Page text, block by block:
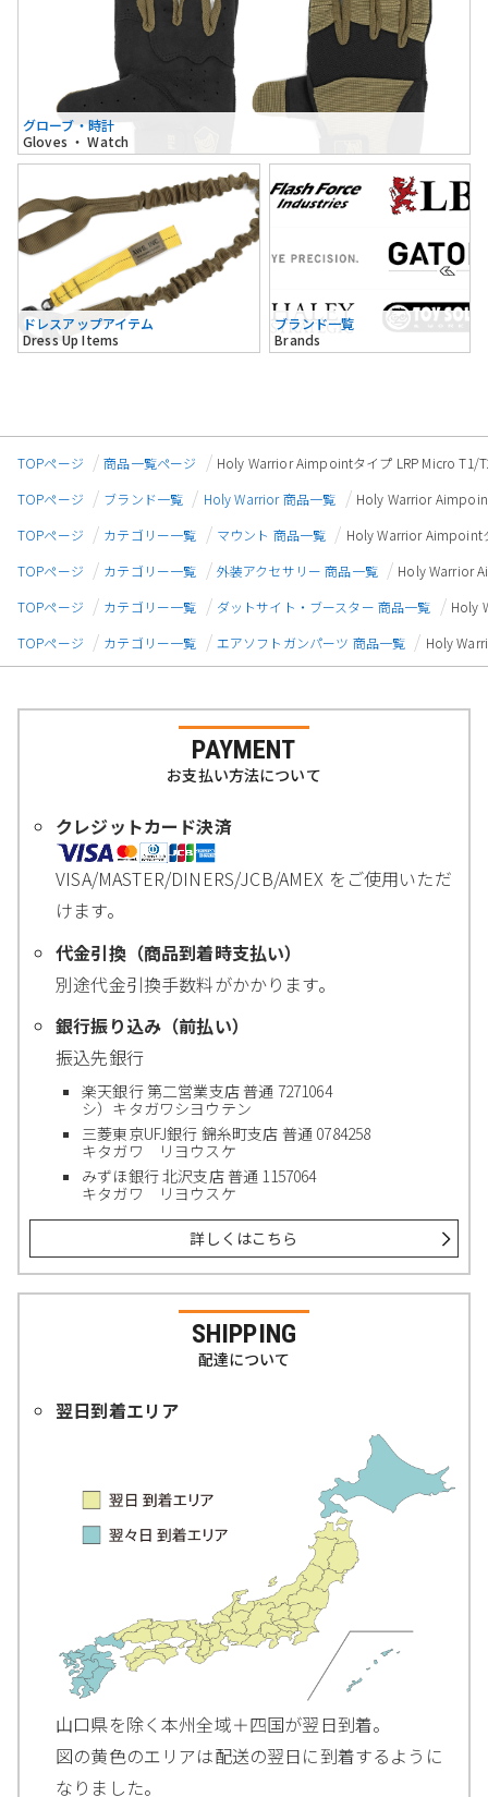
グローブ・時計
Gloves ・ Watch
ドレスアップアイテム
Dress Up Items
ブランド一覧
Brands
TOPページ 商品一覧ページ
Holy Warrior Aimpointタイプ LRP Micro T1/
TOPページ
ブランド一覧 Holy Warrior 商品一覧
Holy Warrior
TOPページ
カテゴリー一覧 マウント 商品一覧
Holy Warrior Aimpoint
TOPページ
カテゴリー一覧 外装アクセサリー 商品一覧
Holy Warrior
TOPページ
カテゴリー一覧 ダットサイト・ブースター 商品一覧
Holy
TOPページ
カテゴリー一覧 エアソフトガンパーツ 商品一覧 Holy
PAYMENT
お支払い方法について
クレジットカード決済
VISA/MASTER/DINERS/JCB/AMEX をご使用いただ
けます。
代金引換（商品到着時支払い）
別途代金引換手数料がかかります。
銀行振り込み（前払い）
振込先銀行
楽天銀行 第二営業支店 普通 7271064
シ）キタガワシヨウテン
三菱東京UFJ銀行 錦糸町支店 普通 0784258
キタガワ リヨウスケ
みずほ銀行 北沢支店 普通 1157064
キタガワ リヨウスケ
詳しくはこちら
SHIPPING
配達について
翌日到着エリア
山口県を除く本州全域＋四国が翌日到着。
図の黄色のエリアは配送の翌日に到着するように
なりました。